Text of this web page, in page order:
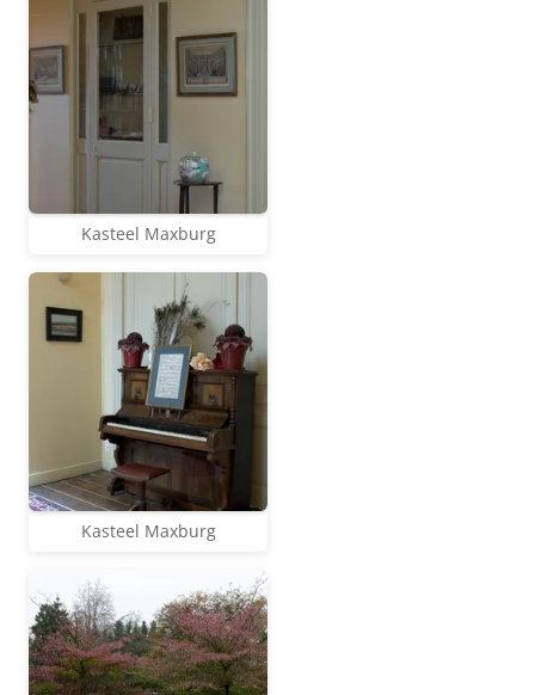
Kasteel Maxburg
Kasteel Maxburg